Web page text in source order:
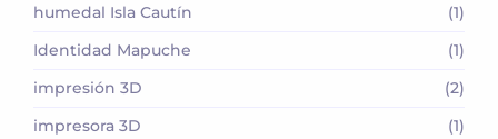
humedal Isla Cautín
(1)
Identidad Mapuche
(1)
impresión 3D
(2)
impresora 3D
(1)